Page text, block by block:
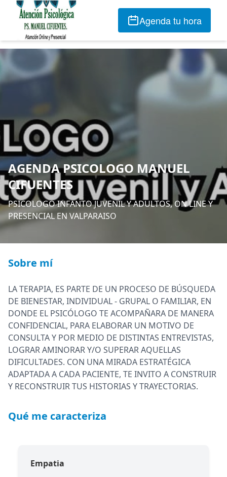
Agenda tu hora
AGENDA PSICOLOGO MANUEL
CIFUENTES
PSICOLOGO INFANTO JUVENIL Y ADULTOS, ON LINE Y
PRESENCIAL EN VALPARAISO
Sobre mí
LA TERAPIA, ES PARTE DE UN PROCESO DE BÚSQUEDA
DE BIENESTAR, INDIVIDUAL - GRUPAL O FAMILIAR, EN
DONDE EL PSICÓLOGO TE ACOMPAÑARA DE MANERA
CONFIDENCIAL, PARA ELABORAR UN MOTIVO DE
CONSULTA Y POR MEDIO DE DISTINTAS ENTREVISTAS,
LOGRAR AMINORAR Y/O SUPERAR AQUELLAS
DIFICULTADES. CON UNA MIRADA ESTRATÉGICA
ADAPTADA A CADA PACIENTE, TE INVITO A CONSTRUIR
Y RECONSTRUIR TUS HISTORIAS Y TRAYECTORIAS.
Qué me caracteriza
Empatia